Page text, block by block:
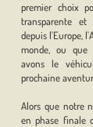
premier choix
transparente et
depuis l'Europe,
monde, ou que
avons le
prochaine
Alors que notre
en phase finale